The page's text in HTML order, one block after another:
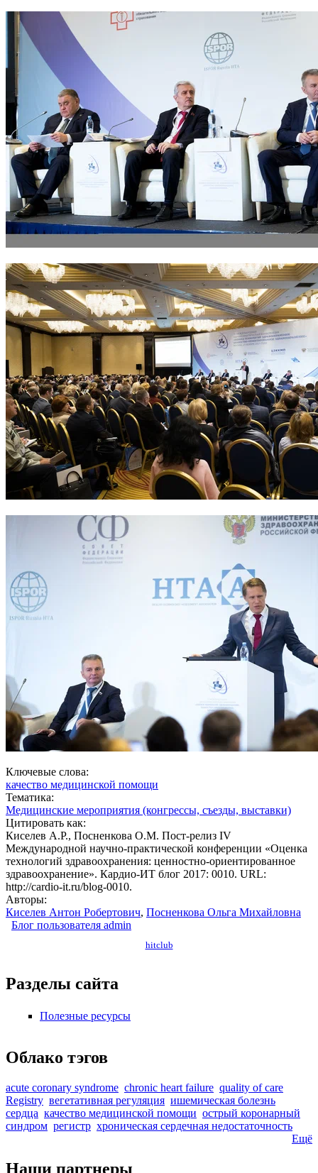
Ключевые слова:
качество медицинской помощи
Тематика:
Медицинские мероприятия (конгрессы, съезды, выставки)
Цитировать как:
Киселев А.Р., Посненкова О.М. Пост-релиз IV
Международной научно-практической конференции «Оценка
технологий здравоохранения: ценностно-ориентированное
здравоохранение». Кардио-ИТ блог 2017: 0010. URL:
http://cardio-it.ru/blog-0010.
Авторы:
Киселев Антон Робертович, Посненкова Ольга Михайловна
Блог пользователя admin
hitclub
Разделы сайта
Полезные ресурсы
Облако тэгов
acute coronary syndrome chronic heart failure quality of care
Registry вегетативная регуляция ишемическая болезнь
сердца качество медицинской помощи острый коронарный
синдром регистр хроническая сердечная недостаточность
Ещё
Наши партнеры